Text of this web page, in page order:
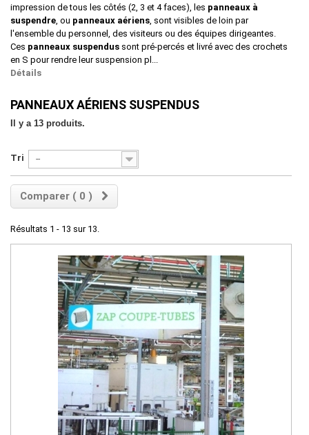
impression de tous les côtés (2, 3 et 4 faces), les panneaux à
suspendre, ou panneaux aériens, sont visibles de loin par
l'ensemble du personnel, des visiteurs ou des équipes dirigeantes.
Ces panneaux suspendus sont pré-percés et livré avec des crochets
en S pour rendre leur suspension pl...
Détails
PANNEAUX AÉRIENS SUSPENDUS
Il y a 13 produits.
Tri --
Comparer ( 0 )
Résultats 1 - 13 sur 13.